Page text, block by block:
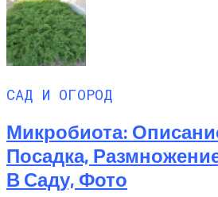
САД И ОГОРОД
Микробиота:
Посадка,
В Саду, Фото